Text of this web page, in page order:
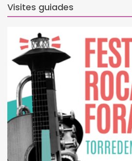
Visites guiades